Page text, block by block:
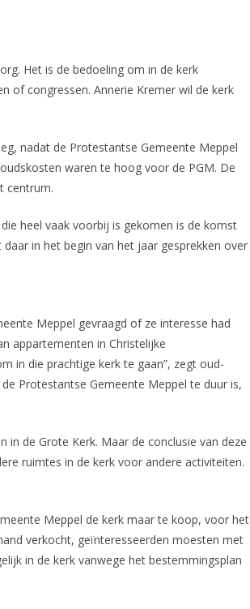
Het is de bedoeling om in de kerk
of congressen. Annerie Kremer wil de kerk
nadat de Protestantse Gemeente Meppel
waren te hoog voor de PGM. De
centrum.
heel vaak voorbij is gekomen is de komst
in het begin van het jaar gesprekken over
Meppel gevraagd of ze interesse had
appartementen in Christelijke
in die prachtige kerk te gaan”, zegt oud-
Protestantse Gemeente Meppel te duur is,
de Grote Kerk. Maar de conclusie van deze
ruimtes in de kerk voor andere activiteiten.
Meppel de kerk maar te koop, voor het
verkocht, geïnteresseerden moesten met
in de kerk vanwege het bestemmingsplan